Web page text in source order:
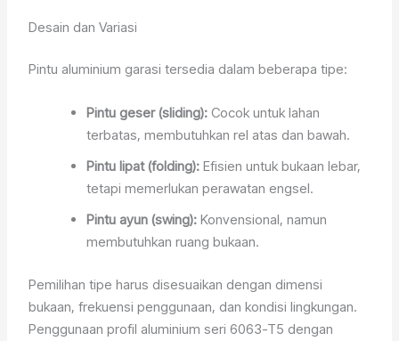
Desain dan Variasi
Pintu aluminium garasi tersedia dalam beberapa tipe:
Pintu geser (sliding): Cocok untuk lahan
terbatas, membutuhkan rel atas dan bawah.
Pintu lipat (folding): Efisien untuk bukaan lebar,
tetapi memerlukan perawatan engsel.
Pintu ayun (swing): Konvensional, namun
membutuhkan ruang bukaan.
Pemilihan tipe harus disesuaikan dengan dimensi
bukaan, frekuensi penggunaan, dan kondisi lingkungan.
Penggunaan profil aluminium seri 6063-T5 dengan